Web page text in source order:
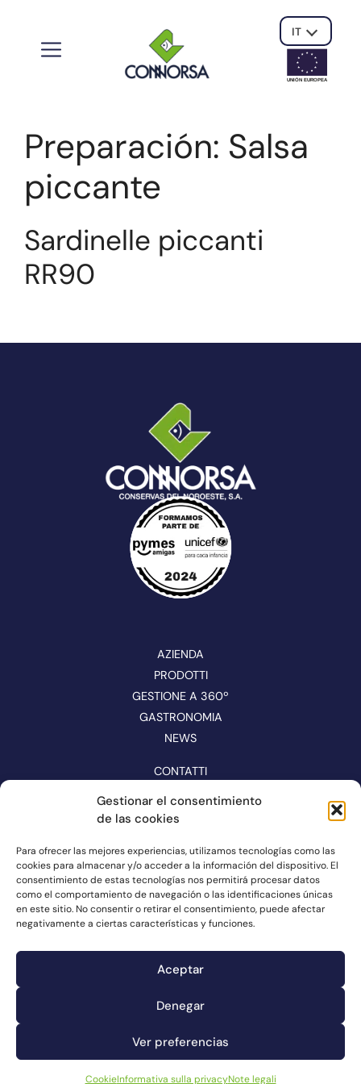
Gestionar el consentimiento
de las cookies
Para ofrecer las mejores experiencias, utilizamos tecnologías como las
cookies para almacenar y/o acceder a la información del dispositivo. El
consentimiento de estas tecnologías nos permitirá procesar datos
como el comportamiento de navegación o las identificaciones únicas
en este sitio. No consentir o retirar el consentimiento, puede afectar
negativamente a ciertas características y funciones.
Aceptar
Denegar
Ver preferencias
CookieInformativa sulla privacyNote legali
IT
UNIÓN EUROPEA
Preparación: Salsa
piccante
Sardinelle piccanti
RR90
AZIENDA
PRODOTTI
GESTIONE A 360º
GASTRONOMIA
NEWS
CONTATTI
SEGUITECI SUI SOCIAL MEDIA
Note legali